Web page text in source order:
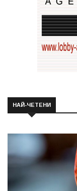
НАЙ-ЧЕТЕНИ